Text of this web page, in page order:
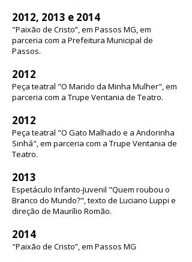
2012, 2013 e 2014
"Paixão de Cristo”, em Passos MG, em
parceria com a Prefeitura Municipal de
Passos.
2012
Peça teatral "O Marido da Minha Mulher", em
parceria com a Trupe Ventania de Teatro.
2012
Peça teatral "O Gato Malhado e a Andorinha
Sinhá", em parceria com a Trupe Ventania de
Teatro.
2013
Espetáculo Infanto-Juvenil "Quem roubou o
Branco do Mundo?", texto de Luciano Luppi e
direção de Maurílio Romão.
2014
"Paixão de Cristo”, em Passos MG